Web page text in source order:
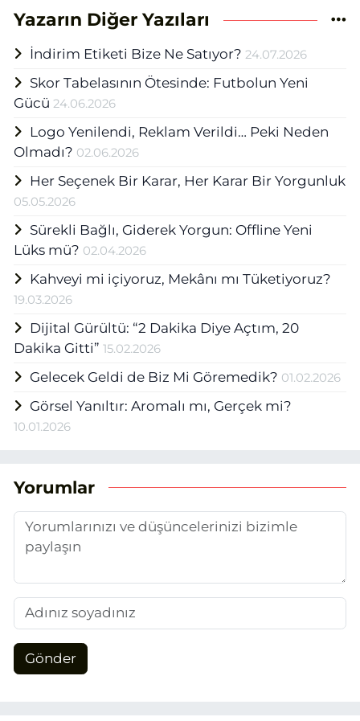
Yazarın Diğer Yazıları
İndirim Etiketi Bize Ne Satıyor? 24.07.2026
Skor Tabelasının Ötesinde: Futbolun Yeni
Gücü 24.06.2026
Logo Yenilendi, Reklam Verildi… Peki Neden
Olmadı? 02.06.2026
Her Seçenek Bir Karar, Her Karar Bir Yorgunluk
05.05.2026
Sürekli Bağlı, Giderek Yorgun: Offline Yeni
Lüks mü? 02.04.2026
Kahveyi mi içiyoruz, Mekânı mı Tüketiyoruz?
19.03.2026
Dijital Gürültü: “2 Dakika Diye Açtım, 20
Dakika Gitti” 15.02.2026
Gelecek Geldi de Biz Mi Göremedik? 01.02.2026
Görsel Yanıltır: Aromalı mı, Gerçek mi?
10.01.2026
Yorumlar
Gönder